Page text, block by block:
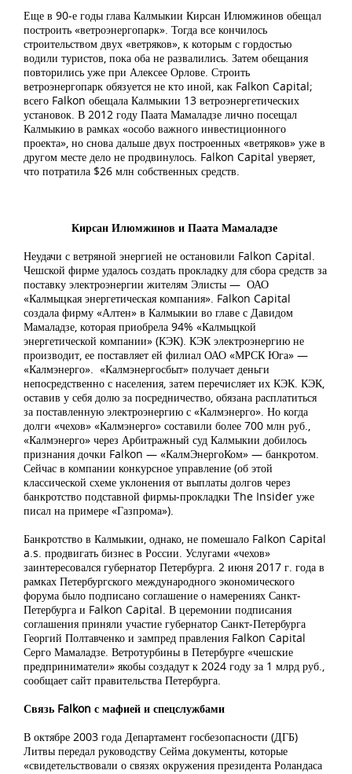
Еще в 90-е годы глава Калмыкии Кирсан Илюмжинов обещал
построить «ветроэнергопарк». Тогда все кончилось
строительством двух «ветряков», к которым с гордостью
водили туристов, пока оба не развалились. Затем обещания
повторились уже при Алексее Орлове. Строить
ветроэнергопарк обязуется не кто иной, как Falkon Capital;
всего Falkon обещала Калмыкии 13 ветроэнергетических
установок. В 2012 году Паата Мамаладзе лично посещал
Калмыкию в рамках «особо важного инвестиционного
проекта», но снова дальше двух построенных «ветряков» уже в
другом месте дело не продвинулось. Falkon Capital уверяет,
что потратила $26 млн собственных средств.
Кирсан Илюмжинов и Паата Мамаладзе
Неудачи с ветряной энергией не остановили Falkon Capital.
Чешской фирме удалось создать прокладку для сбора средств за
поставку электроэнергии жителям Элисты — ОАО
«Калмыцкая энергетическая компания». Falkon Capital
создала фирму «Алтен» в Калмыкии во главе с Давидом
Мамаладзе, которая приобрела 94% «Калмыцкой
энергетической компании» (КЭК). КЭК электроэнергию не
производит, ее поставляет ей филиал ОАО «МРСК Юга» —
«Калмэнерго». «Калмэнергосбыт» получает деньги
непосредственно с населения, затем перечисляет их КЭК. КЭК,
оставив у себя долю за посредничество, обязана расплатиться
за поставленную электроэнергию с «Калмэнерго». Но когда
долги «чехов» «Калмэнерго» составили более 700 млн руб.,
«Калмэнерго» через Арбитражный суд Калмыкии добилось
признания дочки Falkon — «КалмЭнергоКом» — банкротом.
Сейчас в компании конкурсное управление (об этой
классической схеме уклонения от выплаты долгов через
банкротство подставной фирмы-прокладки The Insider уже
писал на примере «Газпрома»).
Банкротство в Калмыкии, однако, не помешало Falkon Capital
a.s. продвигать бизнес в России. Услугами «чехов»
заинтересовался губернатор Петербурга. 2 июня 2017 г. года в
рамках Петербургского международного экономического
форума было подписано соглашение о намерениях Санкт-
Петербурга и Falkon Capital. В церемонии подписания
соглашения приняли участие губернатор Санкт-Петербурга
Георгий Полтавченко и зампред правления Falkon Capital
Серго Мамаладзе. Ветротурбины в Петербурге «чешские
предприниматели» якобы создадут к 2024 году за 1 млрд руб.,
сообщает сайт правительства Петербурга.
Связь Falkon с мафией и спецслужбами
В октябре 2003 года Департамент госбезопасности (ДГБ)
Литвы передал руководству Сейма документы, которые
«свидетельствовали о связях окружения президента Роландаса